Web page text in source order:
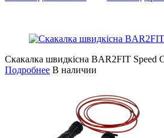
Скакалка швидкісна BAR2FIT Speed
Подробнее В наличии